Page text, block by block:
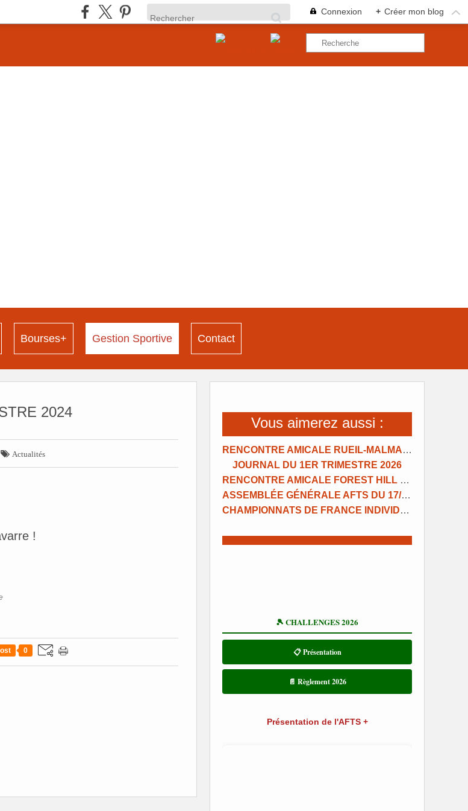
Connexion + Créer mon blog
Bourses+ Gestion Sportive Contact
Vous aimerez aussi :
RENCONTRE AMICALE RUEIL-MALMAISON
JOURNAL DU 1ER TRIMESTRE 2026
RENCONTRE AMICALE FOREST HILL NANTERRE
ASSEMBLÉE GÉNÉRALE AFTS DU 17/01/2026
CHAMPIONNATS DE FRANCE INDIVIDUELS 2025
🎾 CHALLENGES 2026
📋 Présentation
📄 Règlement 2026
Présentation de l'AFTS +
2024
 Actualités
!
0